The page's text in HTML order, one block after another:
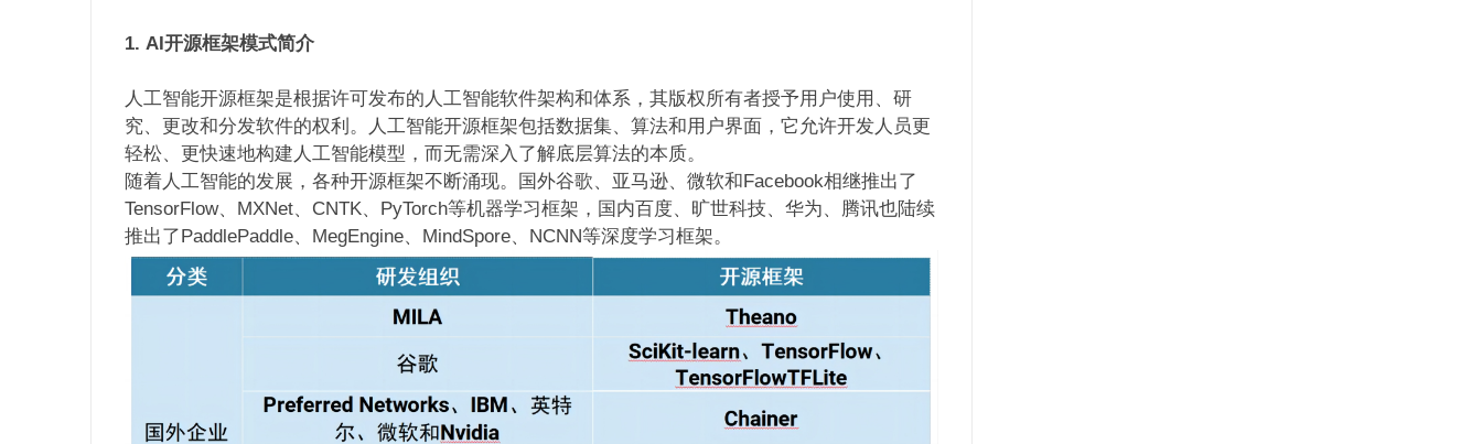
1. AI开源框架模式简介
人工智能开源框架是根据许可发布的人工智能软件架构和体系，其版权所有者授予用户使用、研
究、更改和分发软件的权利。人工智能开源框架包括数据集、算法和用户界面，它允许开发人员更
轻松、更快速地构建人工智能模型，而无需深入了解底层算法的本质。
随着人工智能的发展，各种开源框架不断涌现。国外谷歌、亚马逊、微软和Facebook相继推出了
TensorFlow、MXNet、CNTK、PyTorch等机器学习框架，国内百度、旷世科技、华为、腾讯也陆续
推出了PaddlePaddle、MegEngine、MindSpore、NCNN等深度学习框架。